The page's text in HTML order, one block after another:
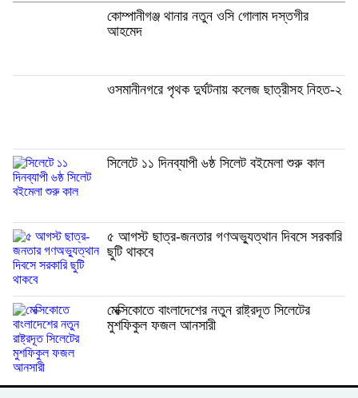
কোম্পানীগঞ্জ থানার নতুন ওসি গোলাম দস্তগীর
আহমেদ
ওসমানীনগরে পৃথক দুর্ঘটনায় কলেজ ছাত্রীসহ নিহত-২
সিলেটে ১১ দিনব্যাপী ৬ষ্ঠ সিলেট বইমেলা শুরু কাল
৫ আগস্ট ছাত্র-জনতার গণঅভ্যুত্থান দিবসে সরকারি
ছুটি থাকবে
মেক্সিকোতে বাংলাদেশের নতুন রাষ্ট্রদূত সিলেটের
মুশফিকুল ফজল আনসারী